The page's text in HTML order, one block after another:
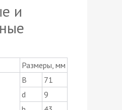
и
Размеры, мм
В
71
d
9